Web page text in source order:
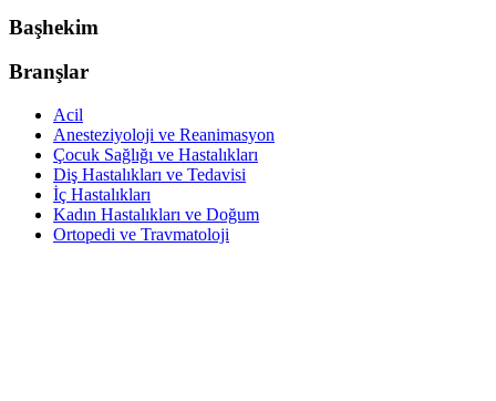
Başhekim
Branşlar
Acil
Anesteziyoloji ve Reanimasyon
Çocuk Sağlığı ve Hastalıkları
Diş Hastalıkları ve Tedavisi
İç Hastalıkları
Kadın Hastalıkları ve Doğum
Ortopedi ve Travmatoloji